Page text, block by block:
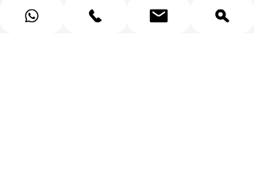
★ ★